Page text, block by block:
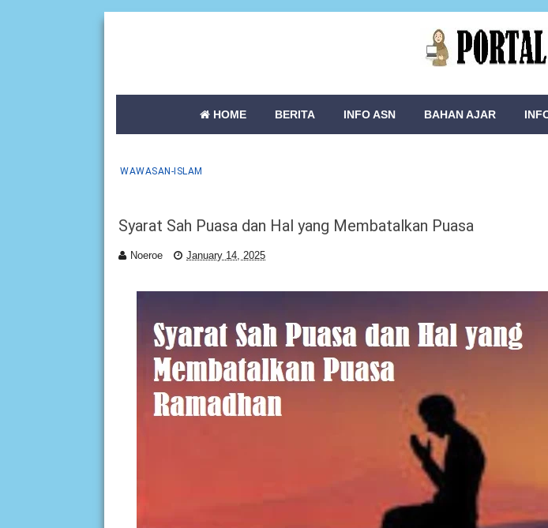
HOME BERITA INFO ASN BAHAN AJAR
WAWASAN-ISLAM
Syarat Sah Puasa dan Hal yang Membatalkan Puasa
Noeroe January 14, 2025